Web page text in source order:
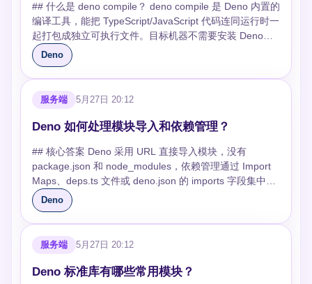
Worker，并把任务标记为失败或进入重试队列，否则调用
方会以为系统只是“还在处理”。 ```ts export function
runWorker<T>(file: string, data: unknown): Promise<T>
{ return new Promise((resolve, reject) => { const worker
= new Worker(new URL(file, import.meta.url).href, {
resolve(e.data as T); worker.terminate(); };
worker.postMessage(data); }); } ``` ### 并行处理时为什
线程、内存和调度资源。CPU 密集型任务通常按机器核心
数附近控制并发，比如 4 核机器开 4 个左右，再多可能只
是上下文切换变多。批量文件处理还要考虑磁盘 I/O，开
太多 Worker 可能把磁盘打满，反而让整体变慢。更稳妥
的做法是做一个简单队列或 Worker 池，让任务排队进入
复杂调度，先做到固定并发、先进先出、失败可返回就够
加队列策略会更稳。 ```ts const concurrency =
型约束，读文件要 `--allow-read`，访问网络要 `--allow-
net`。可以在命令行给权限，也可以在单个 `Deno.test` 的
配置里声明权限；后者更适合单元测试，因为它能把权限
边界写在测试旁边。取舍是命令行授权简单，适合本地临
问文件、环境变量或网络的行为。权限还会影响 Mock 策
测试方便放开系统权限。这样做的代价是多写一点测试替
身，但收益是测试更快、更稳定，也更接近单元测试的边
界。 ```ts Deno.test({ name: "reads fixture file",
permissions: { read: ["./fixtures"] }, async fn() { const text
= await Deno.readTextFile("./fixtures/user.json"); if
(!text.includes("name")) throw new Error("bad fixture");
织才适合真实项目？ 单元测试可以贴近源码放，例如
`deno.json` 里统一配置 include 和 exclude。测试写法上
opcall： ```typescript // 低效：多次 opcall const file =
await Deno.open("large.txt"); const buf = new
Uint8Array(1024); while (await file.read(buf)) {
processChunk(buf); } // 高效：一次 opcall 读取全部内容
const content = await Deno.readTextFile("large.txt");
Deno 特有 API**：Deno 的 Web 标准 API（如 `fetch`、
先使用这些 API 可以获得更好的性能和可移植性。
式下进行类型检查，但类型检查是 CPU 密集型操作。在
生产环境中使用 `--no-check` 标志跳过类型检查，可显著
减少启动和热重载时间： ```bash deno run --no-check
app.ts ``` **选择高效的数据结构**：在频繁查找场景下，
存优化？ Deno 的内存管理依赖 V8 的垃圾回收器，但应
及时释放资源**：Deno 的资源表（Resource Table）维
费、安装慢，Deno 用全局缓存 + URL 导入替代
景。Oak 是 Deno 专属框架，API 接近 Koa 学习成本低，
但生态不如 Hono。新项目建议 Hono，已有 Koa 经验的
团队可以快速上手 Oak。 ### Deno KV 能替代 Redis
吗？ 轻量场景可以：键值读写、原子操作、版本控制都支
持，零依赖开箱即用。但不支持 TTL 自动过期、没有
pub/sub、查询只有前缀扫描。需要过期策略或发布订阅
时还是得接 Redis。 ### 从 Node.js 迁移到 Deno 难吗？
前缀就能跑。主要差异：文件系统用 `Deno.readTextFile`
志。依赖 sharp、bcrypt 等 Node 原生模块的项目可能有
兼容问题，建议先用 `deno info` 检查依赖树。 ### Deno
Deploy 和传统服务器部署哪个好？ Deno Deploy 适合无
状态 API 和边缘计算，全球 35+ 节点低延迟，免费额度
generous。限制：WebSocket 连接有超时、无持久文件
合需要完整运行时的项目。两者不冲突，API 层 Deploy +
变化，建议查阅最新文档。 容器内务必以非 root 用户运
行，Dockerfile 末尾加 `USER deno` 是基本操作。 ## 权
限控制为什么重要？ Deno 和 Node.js 最大的架构差异就
是默认安全。生产环境中坚决不用 `-A`（全量授权），而
是按需授予： - 网络访问用 `--allow-
net=api.example.com` 限定域名 - 文件读取用 `--allow-
read=/app/data` 限定路径 - 环境变量用 `--allow-
allow-net` 这种粗粒度权限，说明你没在生产环境用过
**Deno Deploy**：官方边缘计算平台，零配置部署，适合
轻量 API 和 SSR 应用。2026 年 2 月已 GA，Classic 版
将在 7 月下线，需要迁移到新平台。 - **容器化自建**：
Docker + K8s，适合需要精细控制或有复杂依赖的场景。
配置资源限制（requests/limits）、存活探针和就绪探针
是基本要求。 - **PaaS 托管**：Railway、Vercel 等平
台，适合快速上线，但定制空间有限。 选型依据：流量规
而用，数据库连接密集型场景自建集群更稳。 ## 健康检
## 什么是 deno compile？ deno compile 是 Deno 内置的
编译工具，能把 TypeScript/JavaScript 代码连同运行时一
起打包成独立可执行文件。目标机器不需要安装 Deno，
直接运行即可。它的底层原理是把代码和依赖绑定为
eszip 格式，再注入到精简版 Deno 运行时（denort）二
进制中——所以它并不是真正编译成机器码，而是"打包
+嵌入"。 ## 基本编译命令 ```bash deno compile --allow-
行时无法再修改。输出文件默认与源文件同名，可用 `--
output=myapp app.ts ``` ## 交叉编译与目标平台 一条命
令即可编译到其他平台： ```bash deno compile --
target=x86_64-unknown-linux-gnu --output=myapp-linux
app.ts deno compile --target=aarch64-apple-darwin --
output=myapp-mac app.ts deno compile --
target=x86_64-pc-windows-msvc --output=myapp.exe
app.ts ``` 这在 CI/CD 中做批量发布时很实用，不用准备
产物通常 50-100 MB，因为包含了完整 V8 引擎和 Deno
Deno
服务端 5月27日 20:12
Deno 如何处理模块导入和依赖管理？
## 核心答案 Deno 采用 URL 直接导入模块，没有
package.json 和 node_modules，依赖管理通过 Import
Maps、deps.ts 文件或 deno.json 的 imports 字段集中管
理，模块全局缓存于本地。 ## 导入方式 Deno 支持 URL
导入、相对路径导入和 Import Maps 别名导入三种方式：
```typescript // URL 直接导入（指定版本） import { serve
} from "https://deno.land/std@0.208.0/http/server.ts"; //
"./utils.ts"; // 通过 Import Maps 使用别名 import {
Deno
服务端 5月27日 20:12
Deno 标准库有哪些常用模块？